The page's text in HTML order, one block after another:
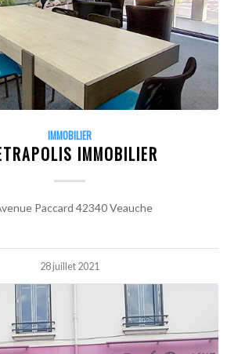
IMMOBILIER
IMMOBILIER
Paccard 42340 Veauche
28 juillet 2021